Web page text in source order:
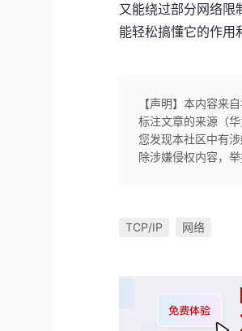
又能绕过部分网络限
能轻松搞懂它的作用
【声明】本内容来
标注文章的来源（
您发现本社区中有
除涉嫌侵权内容，
TCP/IP 网络